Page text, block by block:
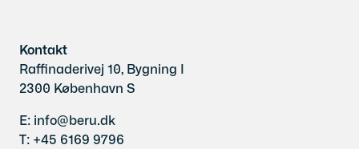
Kontakt
Raffinaderivej 10, Bygning I
2300 København S
E: info@beru.dk
T: +45 6169 9796